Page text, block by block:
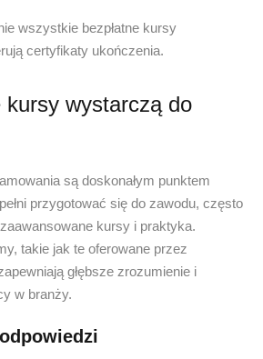
wszystkie bezpłatne kursy
certyfikaty ukończenia.
kursy wystarczą do
są doskonałym punktem
przygotować się do zawodu, często
kursy i praktyka.
takie jak te oferowane przez
głębsze zrozumienie i
w branży.